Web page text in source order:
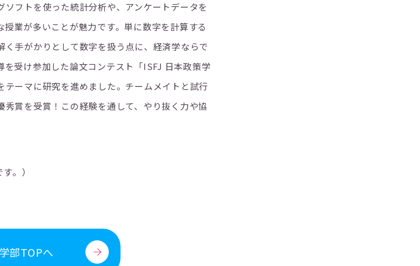
ソフトを使った統計分析や、アンケートデータを
業が多いことが魅力です。単に数字を計算する
手がかりとして数字を扱う点に、経済学ならで
受け参加した論文コンテスト「ISFJ 日本政策学
ーマに研究を進めました。チームメイトと試行
賞を受賞！この経験を通して、やり抜く力や協
。）
部TOPへ